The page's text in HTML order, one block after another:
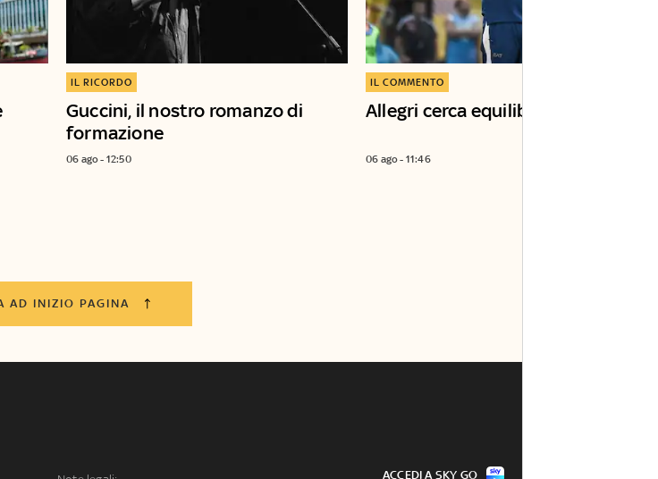
Guccini, il nostro romanzo di
formazione
IL RICORDO
06 ago - 12:50
Allegri cerca equilibrio
IL COMMENTO
06 ago - 11:46
AD INIZIO PAGINA
ACCEDI A SKY GO